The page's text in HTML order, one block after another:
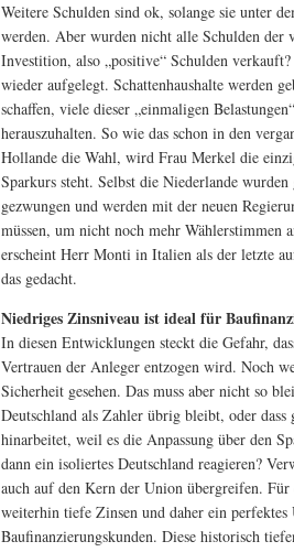
Weitere Schulden sind ok, solange sie unter
werden. Aber wurden nicht alle Schulden der
Investition, also „positive“ Schulden
wieder aufgelegt. Schattenhaushalte werden
schaffen, viele dieser „einmaligen
herauszuhalten. So wie das schon in den
Hollande die Wahl, wird Frau Merkel die
Sparkurs steht. Selbst die Niederlande
gezwungen und werden mit der neuen
müssen, um nicht noch mehr
erscheint Herr Monti in Italien als der letzte
das gedacht.
Niedriges Zinsniveau ist ideal für
In diesen Entwicklungen steckt die Gefahr,
Vertrauen der Anleger entzogen wird. Noch
Sicherheit gesehen. Das muss aber nicht so
Deutschland als Zahler übrig bleibt, oder
hinarbeitet, weil es die Anpassung über den
dann ein isoliertes Deutschland reagieren?
auch auf den Kern der Union übergreifen.
weiterhin tiefe Zinsen und daher ein
Baufinanzierungskunden. Diese historisch